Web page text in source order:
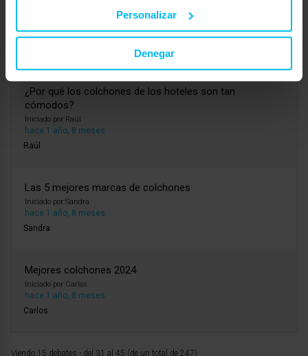
Personalizar
Denegar
¿Se pueden volver a enrollar los colchones enrollados?
hace 1 año, 8 meses
¿Por qué los colchones de los hoteles son tan
cómodos?
Iniciado por:Raúl
hace 1 año, 8 meses
Raúl
Las 5 mejores marcas de colchones
Iniciado por:Sandra
hace 1 año, 8 meses
Sandra
Mejores colchones 2024
Iniciado por:Carlos
hace 1 año, 8 meses
Carlos
Viendo 15 debates - del 31 al 45 (de un total de 247)